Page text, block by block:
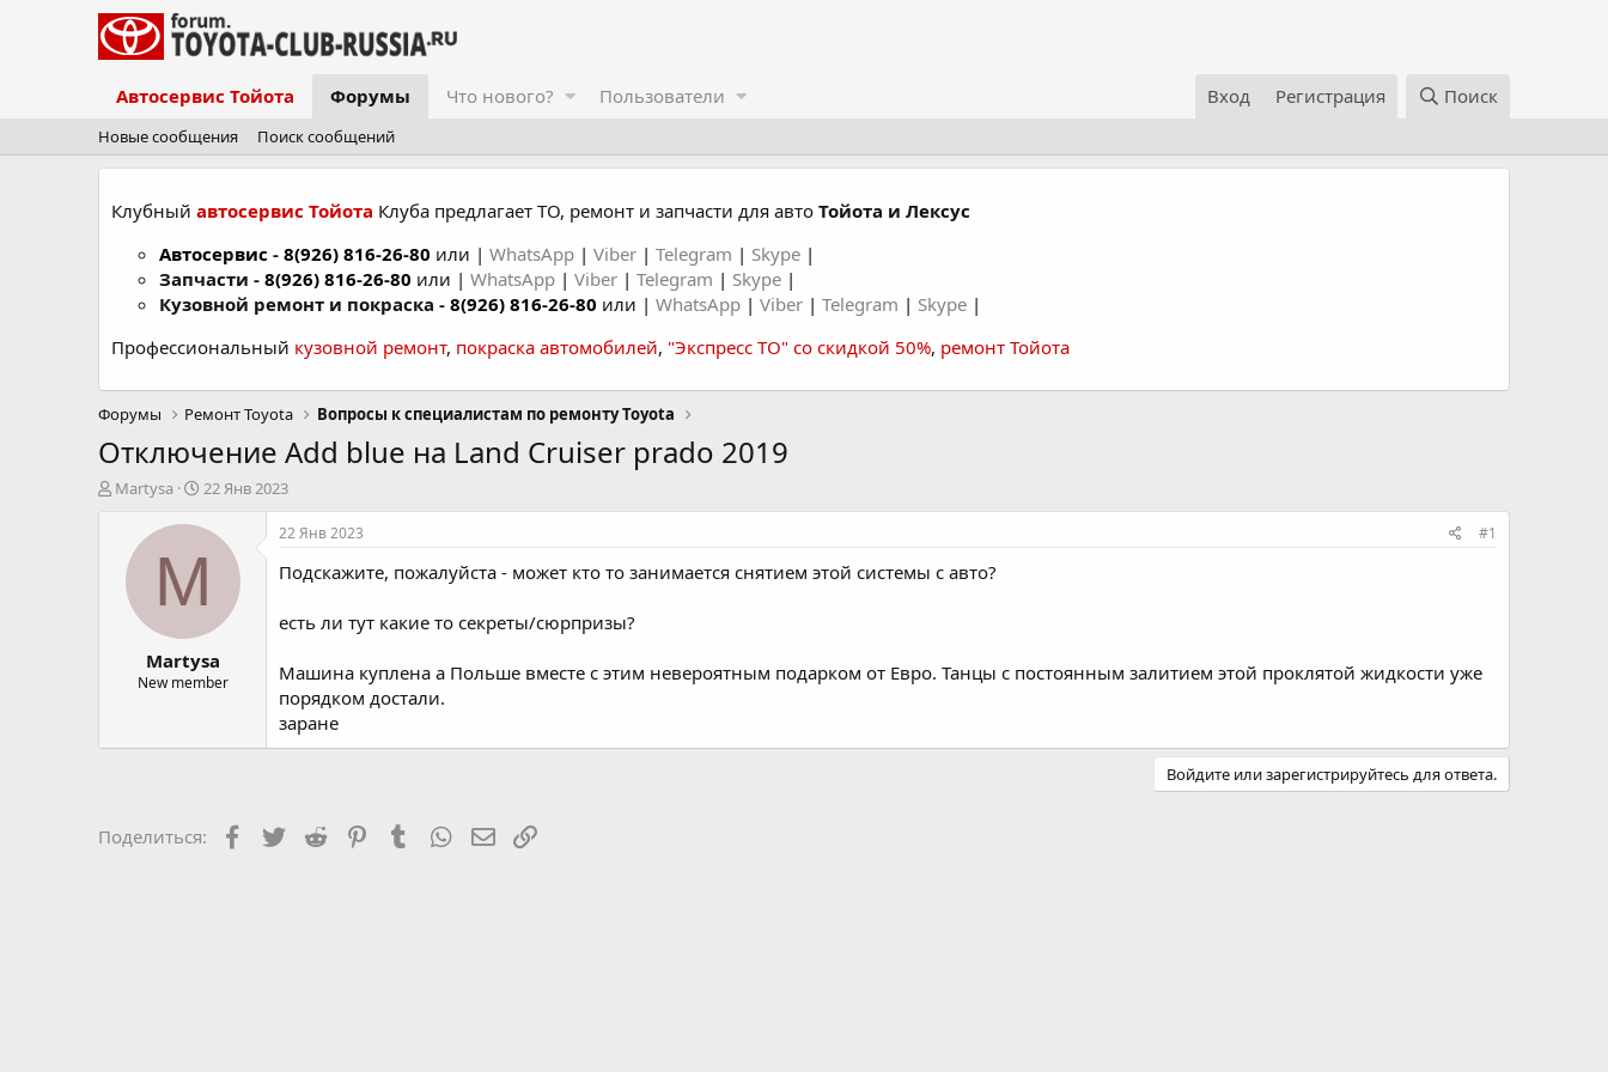
Автосервис Тойота Форумы Что нового? Пользователи Вход Регистрация Поиск
Новые сообщения Поиск сообщений
Клубный автосервис Тойота Клуба предлагает ТО, ремонт и запчасти для авто Тойота и Лексус
Автосервис - 8(926) 816-26-80 или | WhatsApp | Viber | Telegram | Skype |
Запчасти - 8(926) 816-26-80 или | WhatsApp | Viber | Telegram | Skype |
Кузовной ремонт и покраска - 8(926) 816-26-80 или | WhatsApp | Viber | Telegram | Skype |
Профессиональный кузовной ремонт, покраска автомобилей, "Экспресс ТО" со скидкой 50%, ремонт Тойота
Форумы Ремонт Toyota Вопросы к специалистам по ремонту Toyota
Отключение Add blue на Land Cruiser prado 2019
А
Martysa
Д
т
а
л
а
22 Янв 2023
M
Martysa
New member
22 Янв 2023 #1
Подскажите, пожалуйста - может кто то занимается снятием этой системы с авто?
есть ли тут какие то секреты/сюрпризы?
Машина куплена а Польше вместе с этим невероятным подарком от Евро. Танцы с постоянным залитием этой проклятой жидкости уже
порядком достали.
заране
Войдите или зарегистрируйтесь для ответа.
Поделиться: Facebook
TwitterReddit PinterestTumblrWhatsAppЭлектронная почта
Ссылка